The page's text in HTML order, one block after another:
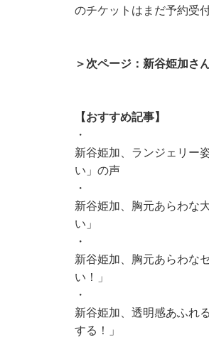
のチケットはまだ予約受
＞次ページ：新谷姫加さ
【おすすめ記事】
・
新谷姫加、ランジェリー
い」の声
・
新谷姫加、胸元あらわな
い」
・
新谷姫加、胸元あらわな
い！」
・
新谷姫加、透明感あふれ
する！」